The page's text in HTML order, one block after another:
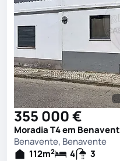
355 000 €
Moradia T4 em
Benavente, Benavente
112m2 4 3